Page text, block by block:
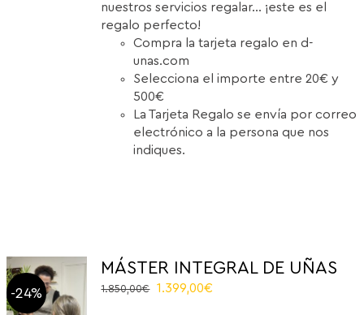
nuestros servicios regalar... ¡este es el
regalo perfecto!
Compra la tarjeta regalo en d-
unas.com
Selecciona el importe entre 20€ y
500€
La Tarjeta Regalo se envía por correo
electrónico a la persona que nos
indiques.
-24%
MÁSTER INTEGRAL DE UÑAS
1.850,00€
El
1.399,00€